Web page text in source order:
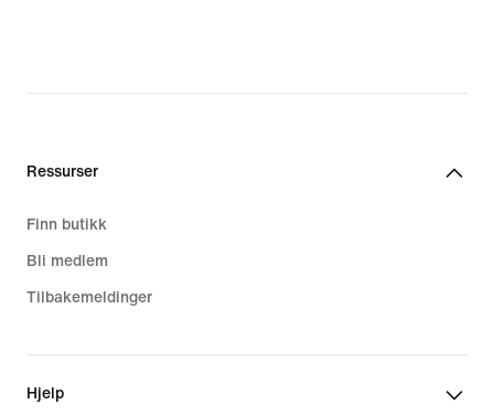
529,00 kr
Ressurser
Finn butikk
Bli medlem
Tilbakemeldinger
Hjelp